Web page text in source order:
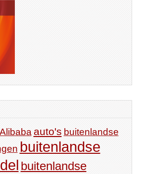
Alibaba auto's buitenlandse
buitenlandse
buitenlandse